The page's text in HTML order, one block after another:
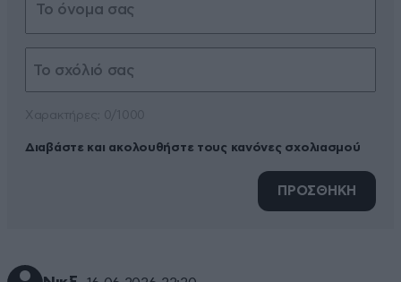
Διαβάστε και ακολουθήστε τους κανόνες σχολιασμού
ΠΡΟΣΘΗΚΗ